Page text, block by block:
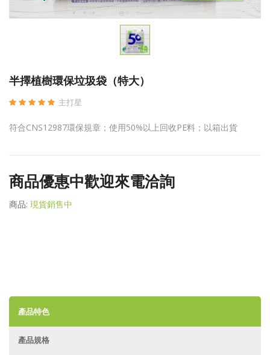
半擇植樹環保垃圾袋（特大）
主打星
符合CNS12987環保規章；使用50%以上回收PE料；以箱出貨
商品優惠中歡迎來電洽詢
商品: 現貨銷售中
產品特色
產品規格